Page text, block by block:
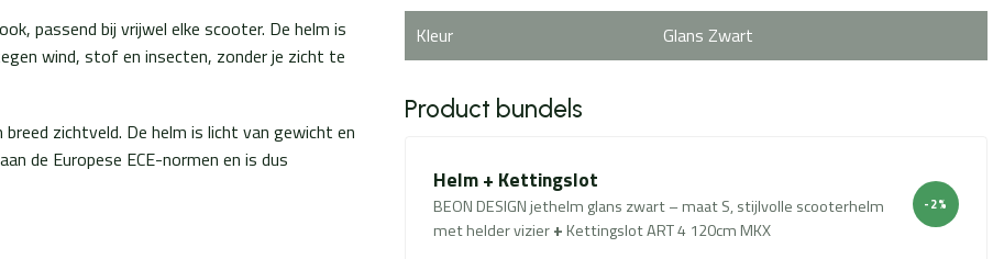
passend bij vrijwel elke scooter. De helm is
wind, stof en insecten, zonder je zicht te
zichtveld. De helm is licht van gewicht en
de Europese ECE-normen en is dus
Kleur
Glans Zwart
Product bundels
Helm + Kettingslot
BEON DESIGN jethelm glans zwart – maat S, stijlvolle scooterhelm
met helder vizier+Kettingslot ART 4 120cm MKX
-2%